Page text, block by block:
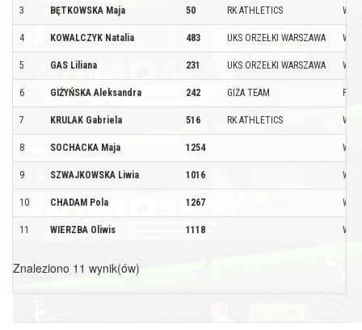
3 BĘTKOWSKA Maja 50 RK ATHLETICS
4 KOWALCZYK Natalia 483 UKS ORZEŁKI WARSZAWA
5 GAS Liliana 231 UKS ORZEŁKI WARSZAWA
6 GIŻYŃSKA Aleksandra 242 GIŻA TEAM
7 KRULAK Gabriela 516 RK ATHLETICS
8 SOCHACKA Maja 1254
9 SZWAJKOWSKA Liwia 1016
10 CHADAM Pola 1267
11 WIERZBA Oliwis 1118
Znaleziono 11 wynik(ów)